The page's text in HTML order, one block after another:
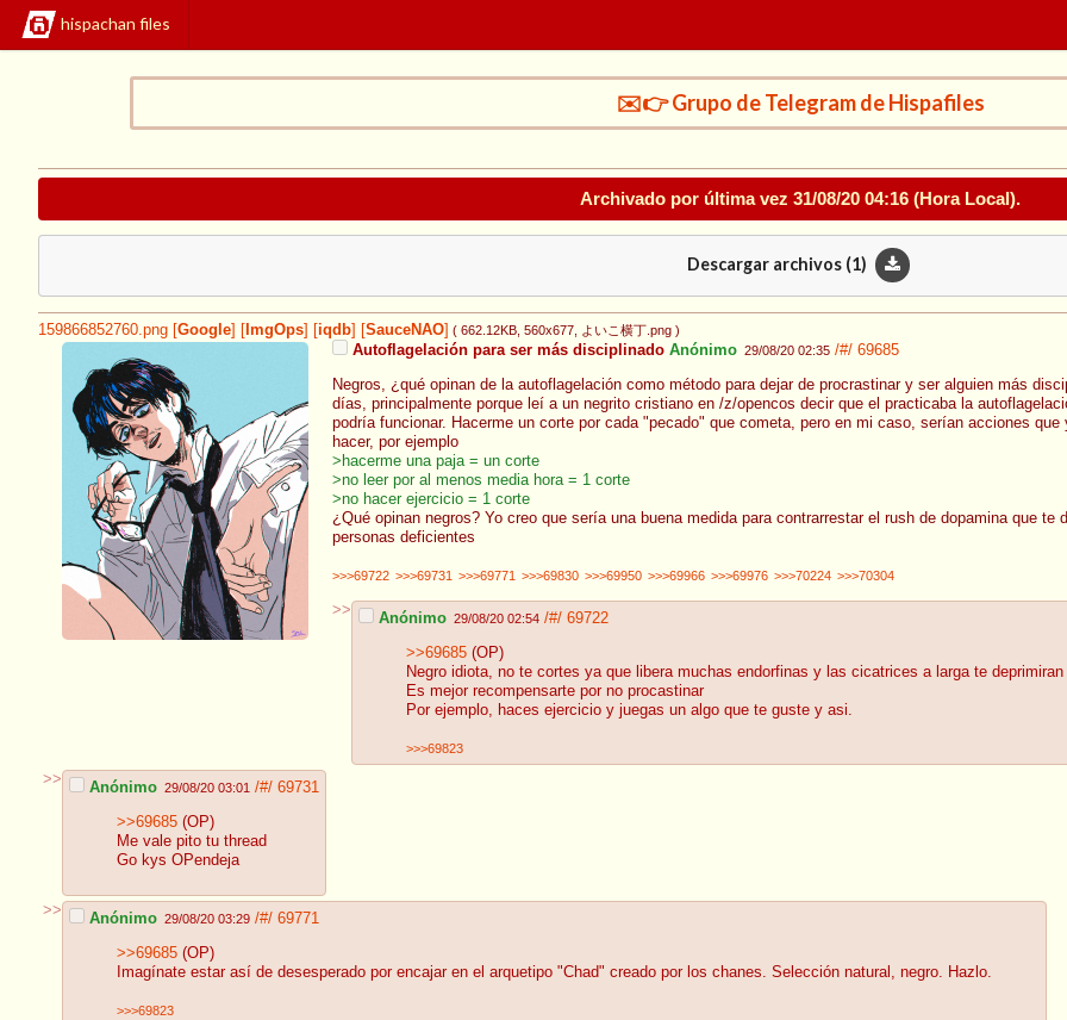
hispachan files
✉️👉 Grupo de Telegram de Hispafiles
Archivado por última vez 31/08/20 04:16 (Hora Local).
Descargar archivos (1)
159866852760.png Google ImgOps iqdb SauceNAO ( 662.12KB , 560x677 , よいこ横丁.png )
Autoflagelación para ser más disciplinado Anónimo 29/08/20 02:35 /#/ 69685
Negros, ¿qué opinan de la autoflagelación como método para dejar de procrastinar y ser alguien más
días, principalmente porque leí a un negrito cristiano en /z/opencos decir que el practicaba la
podría funcionar. Hacerme un corte por cada "pecado" que cometa, pero en mi caso, serían acciones
hacer, por ejemplo
>hacerme una paja = un corte
>no leer por al menos media hora = 1 corte
>no hacer ejercicio = 1 corte
¿Qué opinan negros? Yo creo que sería una buena medida para contrarrestar el rush de dopamina que
personas deficientes
>>>69722 >>>69731 >>>69771 >>>69830 >>>69950 >>>69966 >>>69976 >>>70224 >>>70304
>> Anónimo 29/08/20 02:54 /#/ 69722
>>69685 (OP)
Negro idiota, no te cortes ya que libera muchas endorfinas y las cicatrices a larga te deprimiran
Es mejor recompensarte por no procastinar
Por ejemplo, haces ejercicio y juegas un algo que te guste y asi.
>>>69823
>> Anónimo 29/08/20 03:01 /#/ 69731
>>69685 (OP)
Me vale pito tu thread
Go kys OPendeja
>> Anónimo 29/08/20 03:29 /#/ 69771
>>69685 (OP)
Imagínate estar así de desesperado por encajar en el arquetipo "Chad" creado por los chanes. Selección natural, negro. Hazlo.
>>>69823